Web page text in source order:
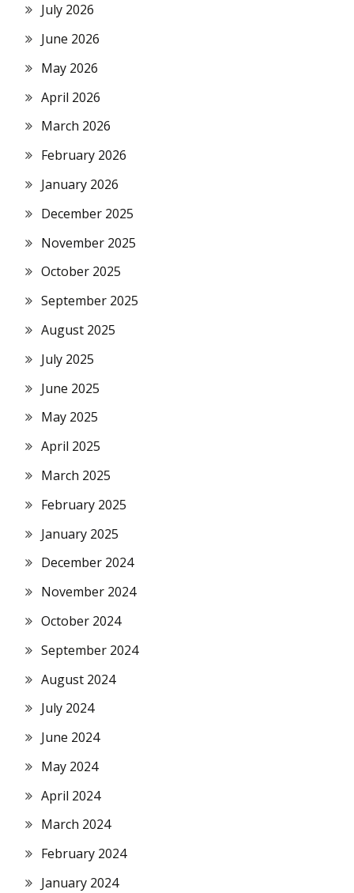
July 2026
June 2026
May 2026
April 2026
March 2026
February 2026
January 2026
December 2025
November 2025
October 2025
September 2025
August 2025
July 2025
June 2025
May 2025
April 2025
March 2025
February 2025
January 2025
December 2024
November 2024
October 2024
September 2024
August 2024
July 2024
June 2024
May 2024
April 2024
March 2024
February 2024
January 2024